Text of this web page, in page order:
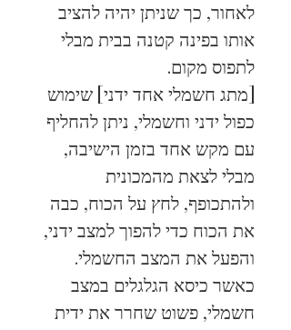
לאחור, כך שניתן יהיה להציב
אותו בפינה קטנה בבית מבלי
לתפוס מקום.
[מתג חשמלי אחד ידני] שימוש
כפול ידני וחשמלי, ניתן להחליף
עם מקש אחד בזמן הישיבה,
מבלי לצאת מהמכונית
ולהתכופף, לחץ על הכוח, כבה
את הכוח כדי להפוך למצב ידני,
והפעל את המצב החשמלי.
כאשר כיסא הגלגלים במצב
חשמלי, פשוט שחרר את ידית